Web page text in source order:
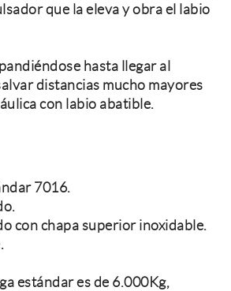
que la eleva y obra el labio
hasta llegar al
distancias mucho mayores
con labio abatible.
7016.
con chapa superior inoxidable.
estándar es de 6.000Kg,